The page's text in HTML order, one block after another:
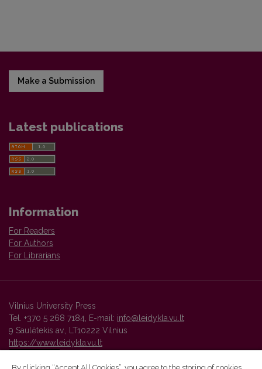
Make a Submission
Latest publications
Information
For Readers
For Authors
For Librarians
Vilnius University Press
Tel. +370 5 268 7184, E-mail: info@leidykla.vu.lt
9 Saulėtekis av., LT10222 Vilnius
https://www.leidykla.vu.lt